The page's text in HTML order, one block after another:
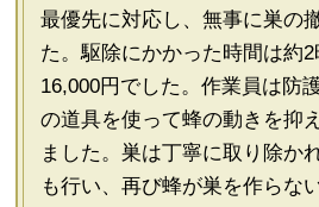
最優先に対応し、無事に巣の
た。駆除にかかった時間は約
16,000円でした。作業員は防
の道具を使って蜂の動きを抑
ました。巣は丁寧に取り除か
も行い、再び蜂が巣を作らな